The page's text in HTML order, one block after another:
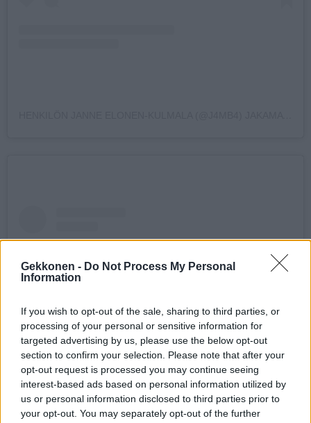
Gekkonen - Do Not Process My Personal
Information
If you wish to opt-out of the sale, sharing to third parties, or
processing of your personal or sensitive information for
targeted advertising by us, please use the below opt-out
section to confirm your selection. Please note that after your
opt-out request is processed you may continue seeing
interest-based ads based on personal information utilized by
us or personal information disclosed to third parties prior to
your opt-out. You may separately opt-out of the further
Näytä tämä julkaisu Instagramissa